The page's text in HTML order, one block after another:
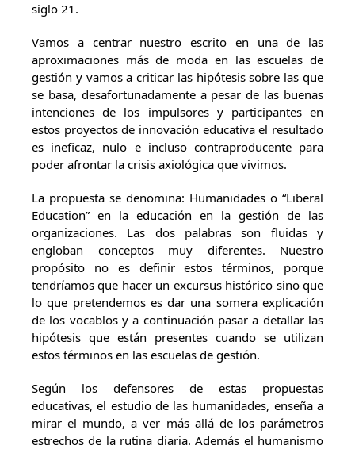
siglo 21.
Vamos a centrar nuestro escrito en una de las
aproximaciones más de moda en las escuelas de
gestión y vamos a criticar las hipótesis sobre las que
se basa, desafortunadamente a pesar de las buenas
intenciones de los impulsores y participantes en
estos proyectos de innovación educativa el resultado
es ineficaz, nulo e incluso contraproducente para
poder afrontar la crisis axiológica que vivimos.
La propuesta se denomina: Humanidades o “Liberal
Education” en la educación en la gestión de las
organizaciones. Las dos palabras son fluidas y
engloban conceptos muy diferentes. Nuestro
propósito no es definir estos términos, porque
tendríamos que hacer un excursus histórico sino que
lo que pretendemos es dar una somera explicación
de los vocablos y a continuación pasar a detallar las
hipótesis que están presentes cuando se utilizan
estos términos en las escuelas de gestión.
Según los defensores de estas propuestas
educativas, el estudio de las humanidades, enseña a
mirar el mundo, a ver más allá de los parámetros
estrechos de la rutina diaria. Además el humanismo